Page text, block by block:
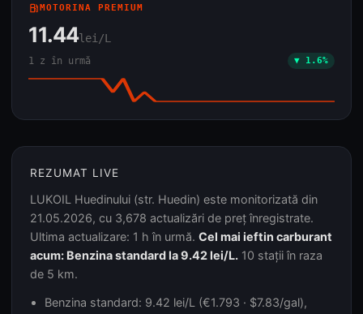
local_gas_stationMOTORINA PREMIUM
11.44lei/L
1 z în urmă ▼ 1.6%
REZUMAT LIVE
LUKOIL Huedinului (str. Huedin) este monitorizată din
21.05.2026, cu 3,678 actualizări de preț înregistrate.
Ultima actualizare: 1 h în urmă. Cel mai ieftin carburant
acum: Benzina standard la 9.42 lei/L. 10 stații în raza
de 5 km.
Benzina standard: 9.42 lei/L (€1.793 · $7.83/gal),